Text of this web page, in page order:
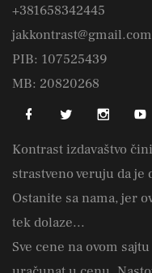
+381658342445
jakkontrast@gmail.com
PIB: 107525439
MB: 20820268
Kontrast izdavaštvo
strastveno veruju da
Ostanite sa nama, jer
tek dolaze...
Sve cene na ovom